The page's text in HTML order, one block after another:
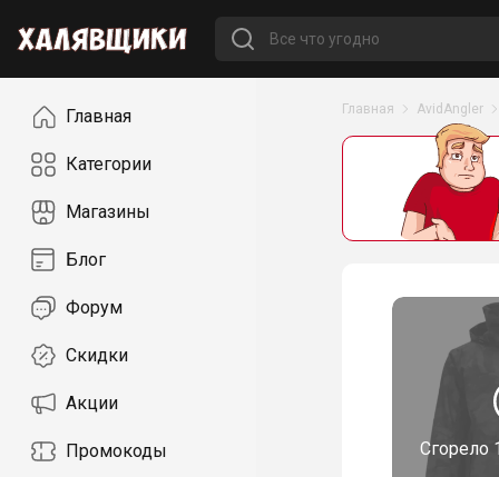
НавигацияГлавная
Категории
Магазины
Блог
Форум
Скидки
Акции
Промокоды
Главная AvidAngler
Сгорело